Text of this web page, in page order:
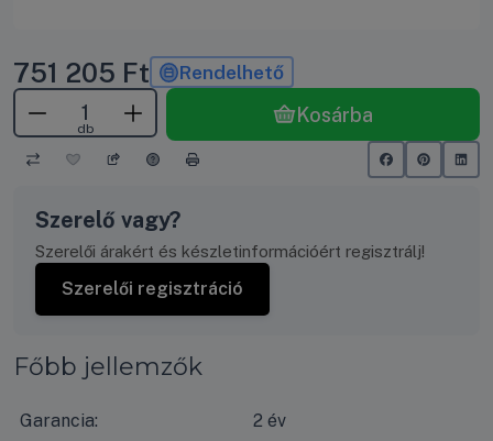
751 205 Ft Rendelhető
db
Kosárba
Szerelő vagy?
Szerelői árakért és készletinformációért regisztrálj!
Szerelői regisztráció
Főbb jellemzők
Garancia:
2 év